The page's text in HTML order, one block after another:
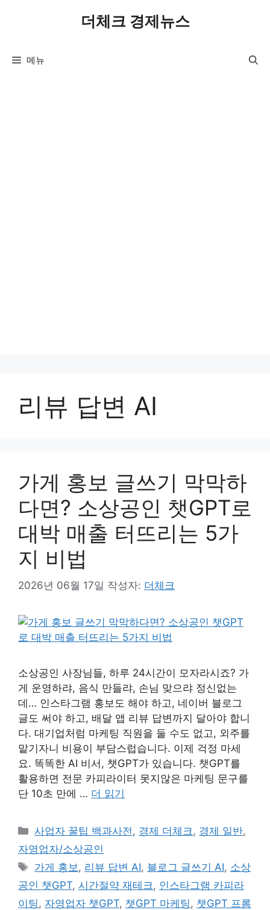
더체크 경제뉴스
메뉴
리뷰 답변 AI
가게 홍보 글쓰기 막막하
다면? 소상공인 챗GPT로
대박 매출 터뜨리는 5가
지 비법
2026년 06월 17일 작성자: 더체크
소상공인 사장님들, 하루 24시간이 모자라시죠? 가
게 운영하랴, 음식 만들랴, 손님 맞으랴 정신없는
데… 인스타그램 홍보도 해야 하고, 네이버 블로그
글도 써야 하고, 배달 앱 리뷰 답변까지 달아야 합니
다. 대기업처럼 마케팅 직원을 둘 수도 없고, 외주를
맡기자니 비용이 부담스럽습니다. 이제 걱정 마세
요. 똑똑한 AI 비서, 챗GPT가 있습니다. 챗GPT를
활용하면 전문 카피라이터 못지않은 마케팅 문구를
단 10초 만에 … 더 읽기
카
테
고
리
사업자 꿀팁 백과사전 , 경제 더체크 , 경제 일반,
자영업자/소상공인
태
그
가게 홍보 , 리뷰 답변 AI, 블로그 글쓰기 AI, 소상
공인 챗GPT, 시간절약 재테크 , 인스타그램 카피라
이팅 , 자영업자 챗GPT, 챗GPT 마케팅 , 챗GPT 프롬